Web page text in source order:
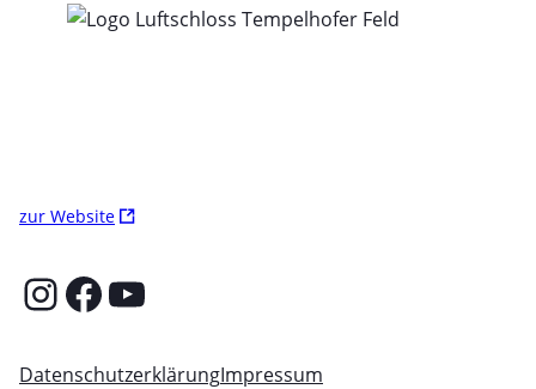
zur Website
Ö
n
i
InstagramFacebook YouTube
DatenschutzerklärungImpressum